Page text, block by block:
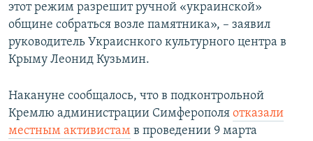
этот режим разрешит ручной «украинской»
общине собраться возле памятника», – заявил
руководитель Украиснкого культурного центра в
Крыму Леонид Кузьмин.
Накануне сообщалось, что в подконтрольной
Кремлю администрации Симферополя отказали
местным активистам в проведении 9 марта